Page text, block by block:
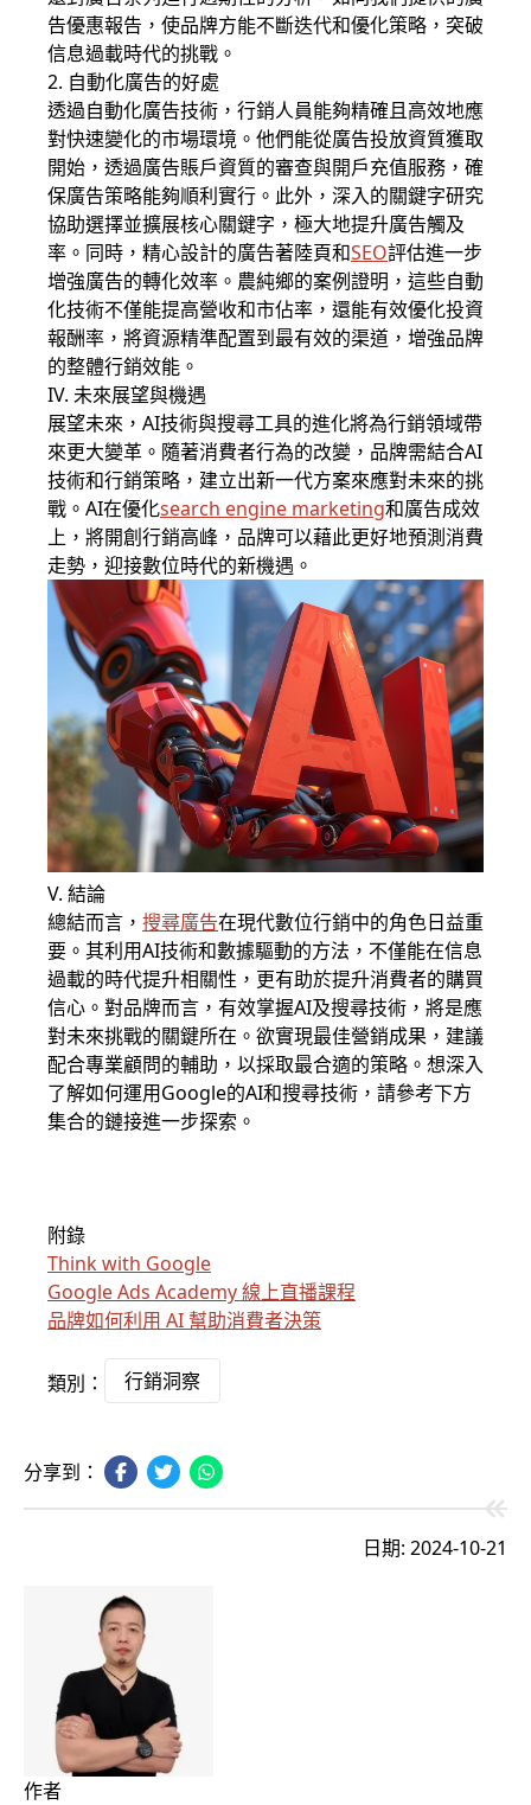
告優惠報告，使品牌方能不斷迭代和優化策略，突破
信息過載時代的挑戰。
2. 自動化廣告的好處
透過自動化廣告技術，行銷人員能夠精確且高效地應
對快速變化的市場環境。他們能從廣告投放資質獲取
開始，透過廣告賬戶資質的審查與開戶充值服務，確
保廣告策略能夠順利實行。此外，深入的關鍵字研究
協助選擇並擴展核心關鍵字，極大地提升廣告觸及
率。同時，精心設計的廣告著陸頁和SEO評估進一步
增強廣告的轉化效率。農純鄉的案例證明，這些自動
化技術不僅能提高營收和市佔率，還能有效優化投資
報酬率，將資源精準配置到最有效的渠道，增強品牌
的整體行銷效能。
IV. 未來展望與機遇
展望未來，AI技術與搜尋工具的進化將為行銷領域帶
來更大變革。隨著消費者行為的改變，品牌需結合AI
技術和行銷策略，建立出新一代方案來應對未來的挑
戰。AI在優化search engine marketing和廣告成效
上，將開創行銷高峰，品牌可以藉此更好地預測消費
走勢，迎接數位時代的新機遇。
V. 結論
總結而言， 搜尋廣告在現代數位行銷中的角色日益重
要。其利用AI技術和數據驅動的方法，不僅能在信息
過載的時代提升相關性，更有助於提升消費者的購買
信心。對品牌而言，有效掌握AI及搜尋技術，將是應
對未來挑戰的關鍵所在。欲實現最佳營銷成果，建議
配合專業顧問的輔助，以採取最合適的策略。想深入
了解如何運用Google的AI和搜尋技術，請參考下方
集合的鏈接進一步探索。
附錄
Think with Google
Google Ads Academy 線上直播課程
品牌如何利用 AI 幫助消費者決策
類別： 行銷洞察
分享到：
日期: 2024-10-21
作者